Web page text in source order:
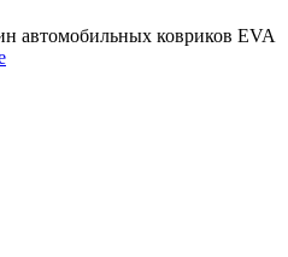
автомобильных ковриков EVA